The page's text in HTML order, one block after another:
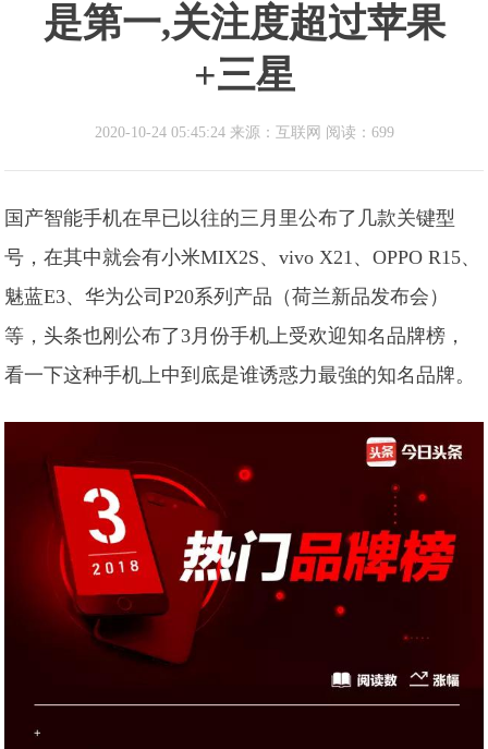
是第一,关注度超过苹果
+三星
2020-10-24 05:45:24 来源：互联网 阅读：699
国产智能手机在早已以往的三月里公布了几款关键型
号，在其中就会有小米MIX2S、vivo X21、OPPO R15、
魅蓝E3、华为公司P20系列产品（荷兰新品发布会）
等，头条也刚公布了3月份手机上受欢迎知名品牌榜，
看一下这种手机上中到底是谁诱惑力最強的知名品牌。